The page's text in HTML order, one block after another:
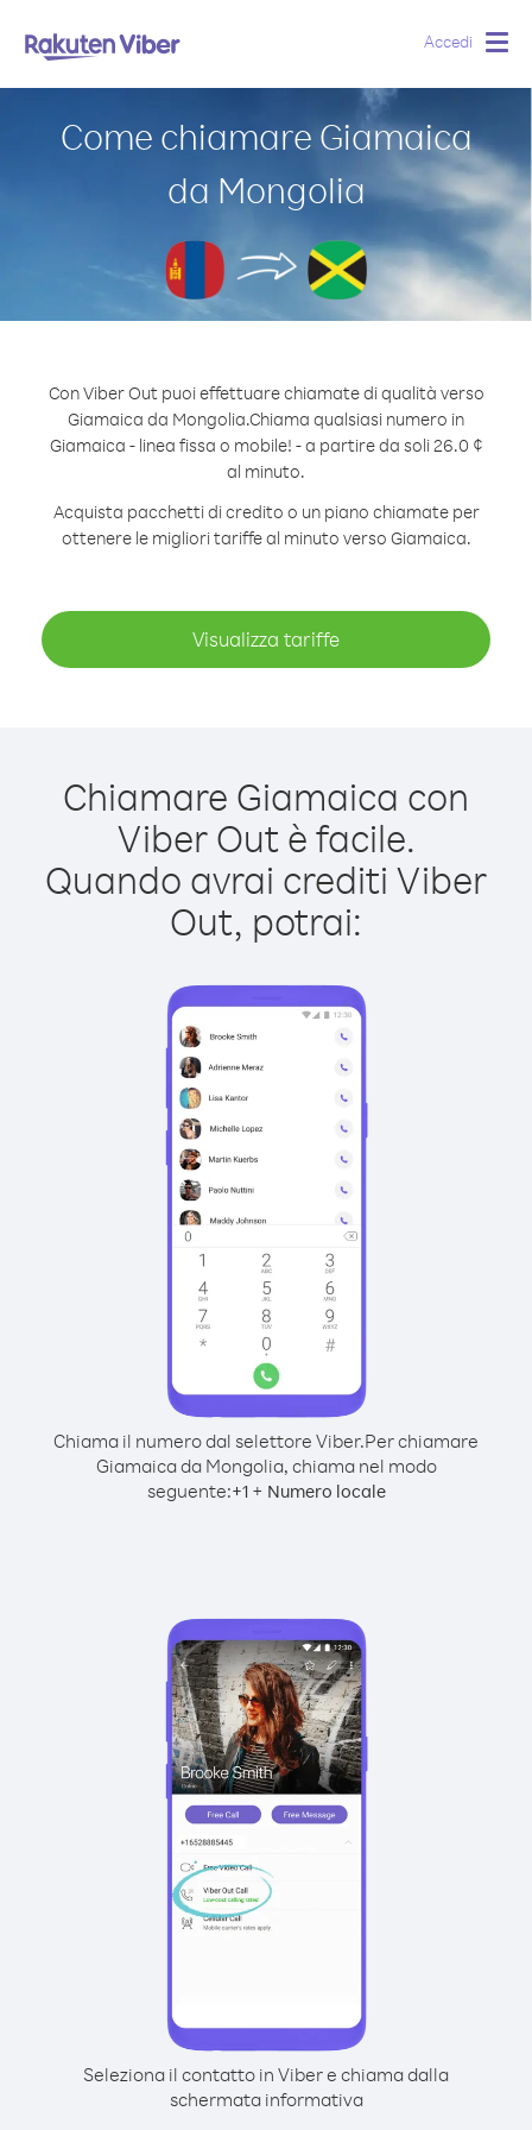
Accedi
Come chiamare Giamaica
da Mongolia
Con Viber Out puoi effettuare chiamate di qualità verso
Giamaica da Mongolia.Chiama qualsiasi numero in
Giamaica - linea fissa o mobile! - a partire da soli 26.0 ¢
al minuto.
Acquista pacchetti di credito o un piano chiamate per
ottenere le migliori tariffe al minuto verso Giamaica.
Visualizza tariffe
Chiamare Giamaica con
Viber Out è facile.
Quando avrai crediti Viber
Out, potrai:
Chiama il numero dal selettore Viber.Per chiamare
Giamaica da Mongolia, chiama nel modo
seguente:+1+ Numero locale
Seleziona il contatto in Viber e chiama dalla
schermata informativa